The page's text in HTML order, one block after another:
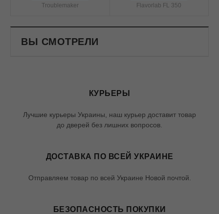
Troublemaker Flavorlab FL 350
ВЫ СМОТРЕЛИ
КУРЬЕРЫ
Лучшие курьеры Украины, наш курьер доставит товар
до дверей без лишних вопросов.
ДОСТАВКА ПО ВСЕЙ УКРАИНЕ
Отправляем товар по всей Украине Новой почтой.
БЕЗОПАСНОСТЬ ПОКУПКИ